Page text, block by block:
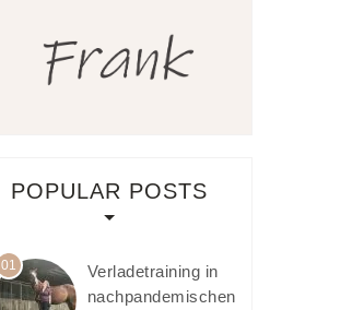
POPULAR POSTS
01
Verladetraining in
nachpandemischen